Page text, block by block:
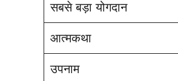
सबसे बड़ा योगदान
आत्मकथा
उपनाम